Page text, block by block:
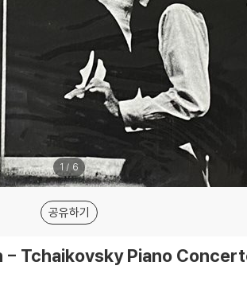
1 / 6
공유하기
- Tchaikovsky Piano